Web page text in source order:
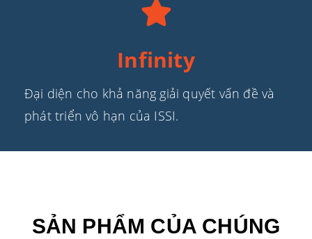
Infinity
Đại diện cho khả năng giải quyết vấn đề và
phát triển vô hạn của ISSI.
SẢN PHẨM CỦA CHÚNG